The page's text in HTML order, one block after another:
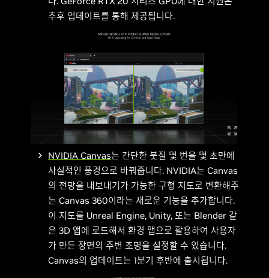
추후 업데이트를 통해 제공됩니다.
NVIDIA Canvas는 간단한 붓질 몇 번을 몇 초만에
사실적인 풍경으로 바꿔줍니다. NVIDIA는 Canvas
의 전망을 내보내기가 가능한 구형 지도로 변환해주
는 Canvas 360이라는 새로운 기능을 추가합니다.
이 지도를 Unreal Engine, Unity, 또는 Blender 같
은 3D 앱에 로드해서 환경 맵으로 활용하여 사용자
가 만든 장면의 주변 조명을 설정할 수 있습니다.
Canvas의 업데이트는 1분기 후반에 출시됩니다.